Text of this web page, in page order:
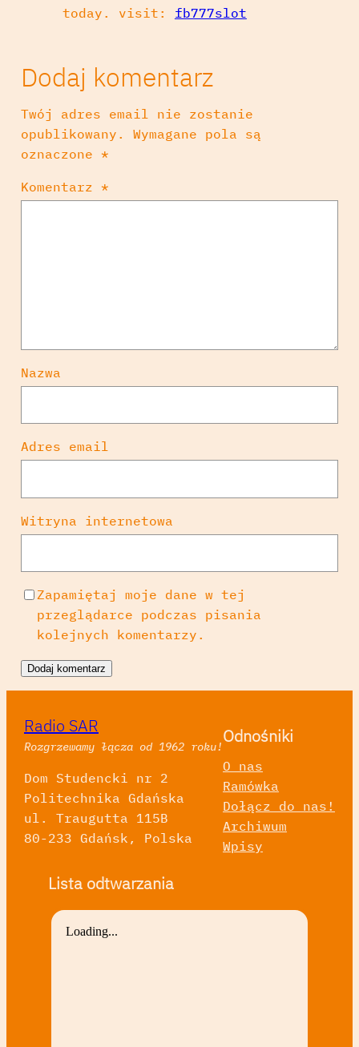
today. visit: fb777slot
Dodaj komentarz
Twój adres email nie zostanie
opublikowany.
Wymagane pola są
oznaczone *
Komentarz *
Nazwa
Adres email
Witryna internetowa
Zapamiętaj moje dane w tej
przeglądarce podczas pisania
kolejnych komentarzy.
Radio SAR
Rozgrzewamy łącza od 1962 roku!
Dom Studencki nr 2
Politechnika Gdańska
ul. Traugutta 115B
80-233 Gdańsk, Polska
Odnośniki
O nas
Ramówka
Dołącz do nas!
Archiwum
Wpisy
Lista odtwarzania